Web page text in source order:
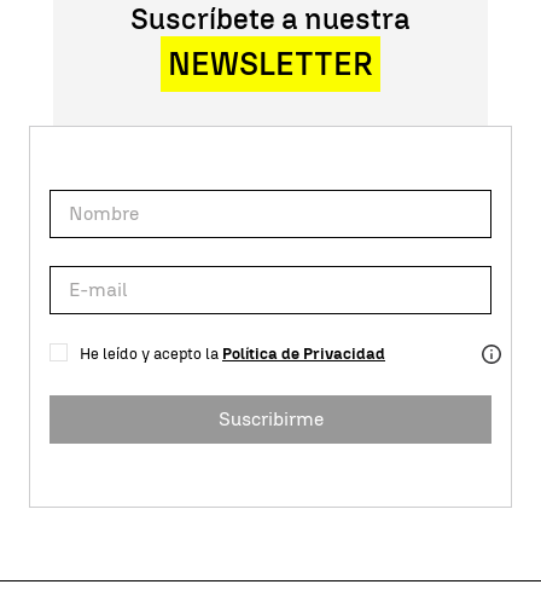
Suscríbete a nuestra
NEWSLETTER
He leído y acepto la Política de Privacidad
Suscribirme